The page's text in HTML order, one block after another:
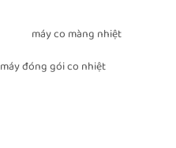
máy co màng nhiệt
máy đóng gói co nhiệt